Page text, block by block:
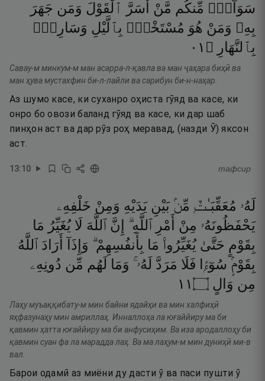
سَوَآءٌۭ مِّنكُم مَّنْ أَسَرَّ ٱلْقَوْلَ وَمَن جَهَرَ
بِهِۦ وَمَنْ هُوَ مُسْتَخْفٍۭ بِٱلَّيْلِ وَسَارِبٌۢ
بِٱلنَّهَارِ ۝ ١٠
Савау-м минкум-м ман асарра-л-қавла ва ман ҷаҳара биҳӣ ва
ман ҳува мустахфин би-л-лайли ва сарибун би-н-наҳар.
Аз шумо касе, ки суханро оҳиста гӯяд ва касе, ки
онро бо овози баланд гӯяд ва касе, ки дар шаб
пинҳон аст ва дар рӯз роҳ меравад, (назди Ӯ) яксон
аст.
13:10 тафсир
لَهُۥ مُعَقِّبَـٰتٌۭ مِّنۢ بَيْنِ يَدَيْهِ وَمِنْ خَلْفِهِۦ
يَحْفَظُونَهُۥ مِنْ أَمْرِ ٱللَّهِ ۗ إِنَّ ٱللَّهَ لَا يُغَيِّرُ مَا
بِقَوْمٍ حَتَّىٰ يُغَيِّرُوا۟ مَا بِأَنفُسِهِمْ ۗ وَإِذَآ أَرَادَ ٱللَّهُ
بِقَوْمٍۢ سُوٓءًۭا فَلَا مَرَدَّ لَهُۥ ۚ وَمَا لَهُم مِّن دُونِهِۦ
مِن وَالٍ ۝١١
Лаҳу муъаққибату-м мин байни ядайҳи ва мин халфиҳӣ
яҳфазунаҳу мин амриллаҳ. Инналлоҳа ла юғаййиру ма би
қавмин ҳатта юғаййиру ма би анфусиҳим. Ва иза ародаллоҳу би
қавмин суан фа ла марадда лаҳ. Ва ма лаҳум-м мин дуниҳӣ ми-в
вал.
Барои одамӣ аз миёни ду дасти ӯ ва паси пушти ӯ